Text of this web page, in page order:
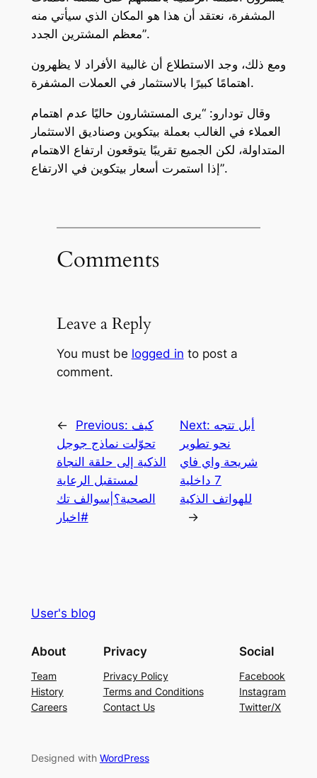
المشفرة، نعتقد أن هذا هو المكان الذي سيأتي منه
معظم المشترين الجدد”.
ومع ذلك، وجد الاستطلاع أن غالبية الأفراد لا يظهرون
اهتمامًا كبيرًا بالاستثمار في العملات المشفرة.
وقال تودارو: “يرى المستشارون حاليًا عدم اهتمام
العملاء في الغالب بعملة بيتكوين وصناديق الاستثمار
المتداولة، لكن الجميع تقريبًا يتوقعون ارتفاع الاهتمام
إذا استمرت أسعار بيتكوين في الارتفاع”.
Comments
Leave a Reply
You must be logged in to post a
comment.
← Previous: كيف
تحوّلت نماذج جوجل
الذكية إلى حلقة النجاة
لمستقبل الرعاية
الصحية؟|سوالف تك
#اخبار
Next: أبل تتجه
نحو تطوير
شريحة واي فاي
7 داخلية
للهواتف الذكية
→
User's blog
About
Team
History
Careers
Privacy
Privacy Policy
Terms and Conditions
Contact Us
Social
Facebook
Instagram
Twitter/X
Designed with WordPress